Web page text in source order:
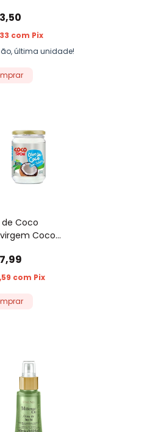
com Pix
última unidade!
Coco
Coco
- Pote de Vidro
com Pix